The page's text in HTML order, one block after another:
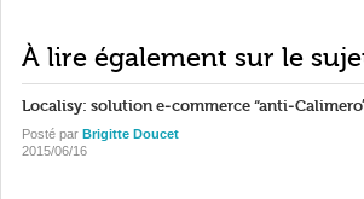
À lire également sur le
Localisy: solution e-commerce “anti-
Posté par Brigitte Doucet
2015/06/16